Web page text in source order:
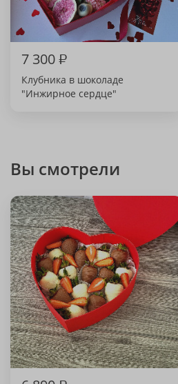
7 300₽
Клубника в шоколаде
"Инжирное сердце"
Вы смотрели